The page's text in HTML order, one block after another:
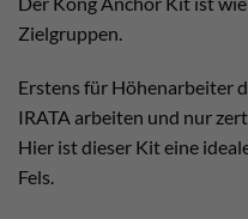
Zielgruppen.
Erstens für Höhenarbeiter
IRATA arbeiten und nur
Hier ist dieser Kit eine
Fels.